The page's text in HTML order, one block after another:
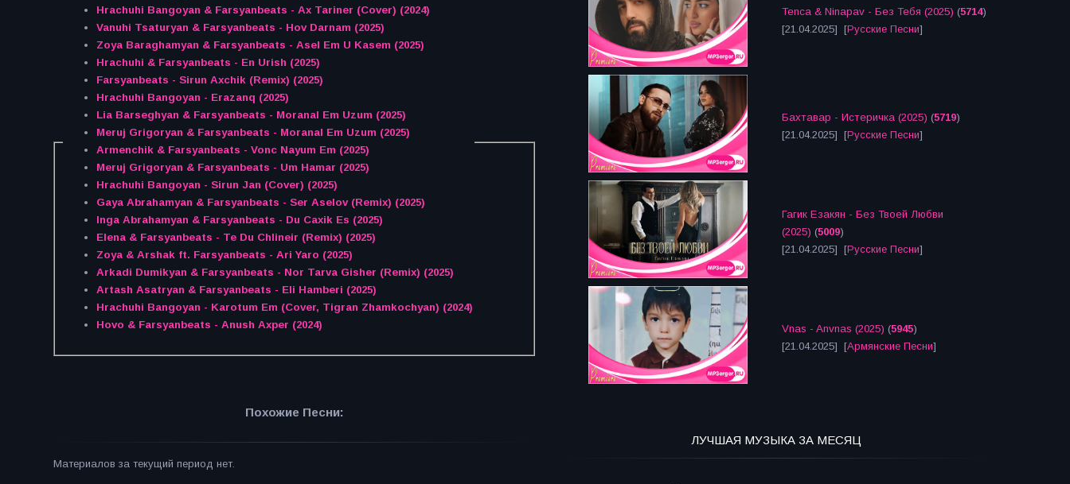
Hrachuhi Bangoyan & Farsyanbeats - Ax Tariner (Cover) (2024)
Vanuhi Tsaturyan & Farsyanbeats - Hov Darnam (2025)
Zoya Baraghamyan & Farsyanbeats - Asel Em U Kasem (2025)
Hrachuhi & Farsyanbeats - En Urish (2025)
Farsyanbeats - Sirun Axchik (Remix) (2025)
Hrachuhi Bangoyan - Erazanq (2025)
Lia Barseghyan & Farsyanbeats - Moranal Em Uzum (2025)
Meruj Grigoryan & Farsyanbeats - Moranal Em Uzum (2025)
Armenchik & Farsyanbeats - Vonc Nayum Em (2025)
Meruj Grigoryan & Farsyanbeats - Um Hamar (2025)
Hrachuhi Bangoyan - Sirun Jan (Cover) (2025)
Gaya Abrahamyan & Farsyanbeats - Ser Aselov (Remix) (2025)
Inga Abrahamyan & Farsyanbeats - Du Caxik Es (2025)
Elena & Farsyanbeats - Te Du Chlineir (Remix) (2025)
Zoya & Arshak ft. Farsyanbeats - Ari Yaro (2025)
Arkadi Dumikyan & Farsyanbeats - Nor Tarva Gisher (Remix) (2025)
Artash Asatryan & Farsyanbeats - Eli Hamberi (2025)
Hrachuhi Bangoyan - Karotum Em (Cover, Tigran Zhamkochyan) (2024)
Hovo & Farsyanbeats - Anush Axper (2024)
Похожие Песни:
Материалов за текущий период нет.
Tenca & Ninapav - Без Тебя (2025) (5714)
[21.04.2025] [Русские Песни]
Бахтавар - Истеричка (2025) (5719)
[21.04.2025] [Русские Песни]
Гагик Езакян - Без Твоей Любви
(2025) (5009)
[21.04.2025] [Русские Песни]
Vnas - Anvnas (2025) (5945)
[21.04.2025] [Армянские Песни]
ЛУЧШАЯ МУЗЫКА ЗА МЕСЯЦ